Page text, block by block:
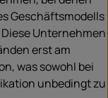
Geschäftsmodells
Unternehmen
erst am
was sowohl bei
unbedingt zu